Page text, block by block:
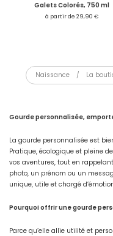
Galets Colorés, 750 ml
à partir de 29,90 €
Naissance / La
Gourde personnalisée,
La gourde personnalisée est
Pratique, écologique et pleine
vos aventures, tout en
photo, un prénom ou un
unique, utile et chargé
Pourquoi offrir une gourde
Parce qu’elle allie utilité et
Je créé mon